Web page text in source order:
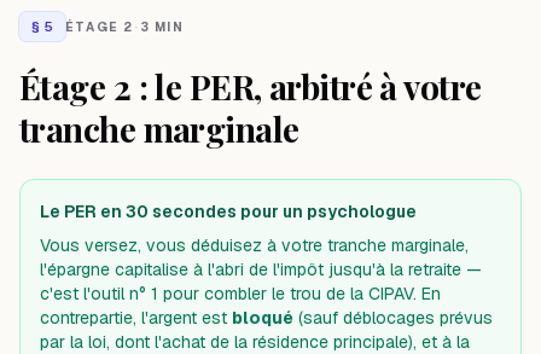
§ 5 ÉTAGE 2 · 3 MIN
Étage 2 : le PER, arbitré à votre
tranche marginale
Le PER en 30 secondes pour un psychologue
Vous versez, vous déduisez à votre tranche marginale,
l'épargne capitalise à l'abri de l'impôt jusqu'à la retraite —
c'est l'outil n° 1 pour combler le trou de la CIPAV. En
contrepartie, l'argent est bloqué (sauf déblocages prévus
par la loi, dont l'achat de la résidence principale), et à la